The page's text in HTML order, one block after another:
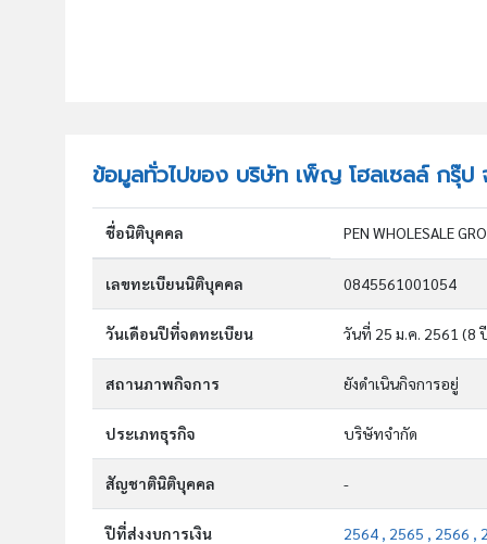
ข้อมูลทั่วไปของ บริษัท เพ็ญ โฮลเซลล์ กรุ๊ป
ชื่อนิติบุคคล PEN WHOLESALE
เลขทะเบียนนิติบุคคล 0845561001054
วันเดือนปีที่จดทะเบียน วันที่ 25 ม.ค. 2561 (8
สถานภาพกิจการ ยังดำเนินกิจการอยู่
ประเภทธุรกิจ บริษัทจำกัด
สัญชาตินิติบุคคล -
ปีที่ส่งงบการเงิน 2564 , 2565 , 2566 ,